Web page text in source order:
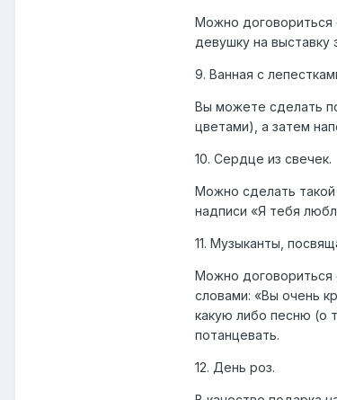
Можно договориться
девушку на
9. Ванная с
Вы можете сделать
цветами), а затем
10. Сердце из свечек.
Можно сделать
надписи «Я тебя
11. Музыканты,
Можно договориться
словами: «Вы очень
какую либо песню (о
потанцевать.
12. День роз.